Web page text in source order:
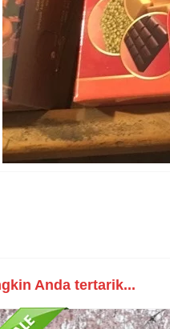
Anda tertarik...